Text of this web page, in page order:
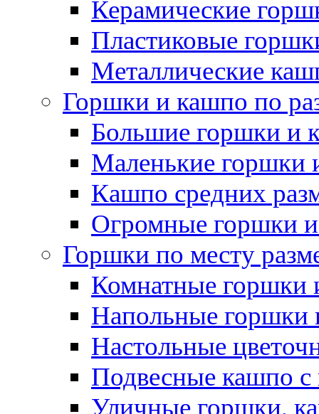
Керамические
Пластиковые
Металлические
Горшки и кашпо по
Большие горшки и
Маленькие горшки
Кашпо средних
Огромные горшки
Горшки по месту
Комнатные горшки
Напольные горшки
Настольные
Подвесные кашпо с
Уличные горшки,